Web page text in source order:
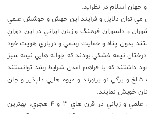
جهان اسلام در نظرآيد.
مي توان دلايل و فرآيند اين جهش و جوشش علمي
و دلسوزان فرهنگ و زبان ايراني در اين دورانِ
بدون پناه و حمايت رسمي و درباري هويت خود
درختان نيمه خشكي بودند كه جوانه هايي نيمه سبز
داشتند كه با فراهم آمدن شرايط رشد توانستند
شاخ و برگي نو برآورند و ميوه هايي دلپذير و جان
خويش نمايند.
ماجراي شكوفايي و رشد علمي و زباني در قرن هاي 3 و 4 هجري، بهترين